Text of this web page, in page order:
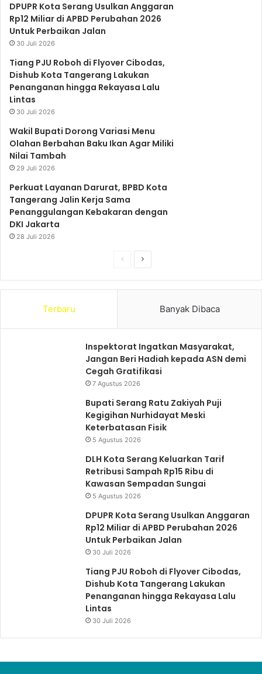
o
k
r
e
DPUPR Kota Serang Usulkan Anggaran
Rp12 Miliar di APBD Perubahan 2026
Untuk Perbaikan Jalan
30 Juli 2026
Tiang PJU Roboh di Flyover Cibodas,
Dishub Kota Tangerang Lakukan
Penanganan hingga Rekayasa Lalu
Lintas
30 Juli 2026
Wakil Bupati Dorong Variasi Menu
Olahan Berbahan Baku Ikan Agar Miliki
Nilai Tambah
29 Juli 2026
Perkuat Layanan Darurat, BPBD Kota
Tangerang Jalin Kerja Sama
Penanggulangan Kebakaran dengan
DKI Jakarta
28 Juli 2026
b
m
n
a
l
u
t
y
Terbaru Banyak Dibaca
Inspektorat Ingatkan Masyarakat,
Jangan Beri Hadiah kepada ASN demi
Cegah Gratifikasi
7 Agustus 2026
Bupati Serang Ratu Zakiyah Puji
Kegigihan Nurhidayat Meski
Keterbatasan Fisik
5 Agustus 2026
DLH Kota Serang Keluarkan Tarif
Retribusi Sampah Rp15 Ribu di
Kawasan Sempadan Sungai
5 Agustus 2026
DPUPR Kota Serang Usulkan Anggaran
Rp12 Miliar di APBD Perubahan 2026
Untuk Perbaikan Jalan
30 Juli 2026
Tiang PJU Roboh di Flyover Cibodas,
Dishub Kota Tangerang Lakukan
Penanganan hingga Rekayasa Lalu
Lintas
30 Juli 2026